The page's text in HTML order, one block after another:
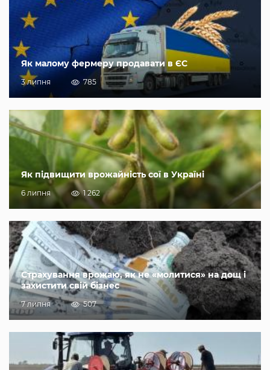
Як малому фермеру продавати в ЄС
3 липня 785
Як підвищити врожайність сої в Україні
6 липня 1 262
Страхування врожаю, як не «молитися» на дощ і
захистити свій бізнес
7 липня 507